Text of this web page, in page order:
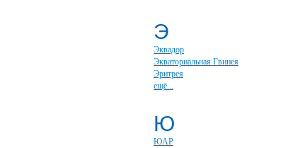
Э
Эквадор
Экваториальная Гвинея
Эритрея
ещё...
Ю
ЮАР